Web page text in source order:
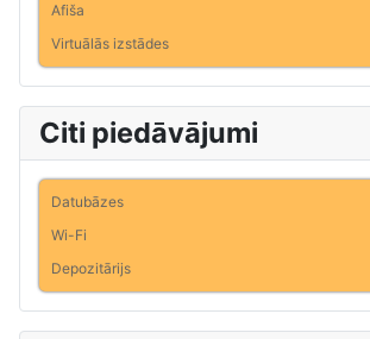
Afiša
Virtuālās izstādes
Citi piedāvājumi
Datubāzes
Wi-Fi
Depozitārijs